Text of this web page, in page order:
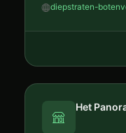
diepstraten-
Het